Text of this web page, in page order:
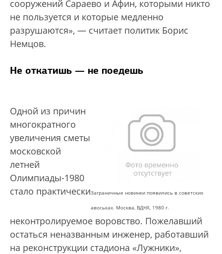
сооружений Сараево и Афин, которыми никто
не пользуется и которые медленно
разрушаются», — считает политик Борис
Немцов.
Не откатишь — не поедешь
Заграничные новинки появились в советских
авоськах. Москва, ВДНХ, 1980 г.
Одной из причин
многократного
увеличения сметы
московской
летней
Олимпиады-1980
стало практически
неконтролируемое воровство. Пожелавший
остаться неназванным инженер, работавший
на реконструкции стадиона «Лужники»,